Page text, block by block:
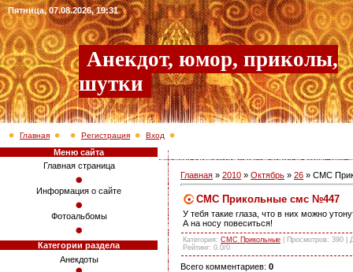
Пятница, 07.08.2026, 19:31
Анекдот, юмор, приколы,
шутки
Главная Регистрация Вход
Меню сайта
Главная страница
Информация о сайте
Фотоальбомы
Категории раздела
Анекдоты
Главная » 2010 » Октябрь » 26 » СМС
СМС Прикольные смс №447
У тебя такие глаза, что в них можно
А на носу повеситься!
Категория: СМС Прикольные Просмотров: 390 |
Рейтинг: 0.0/0
Всего комментариев: 0